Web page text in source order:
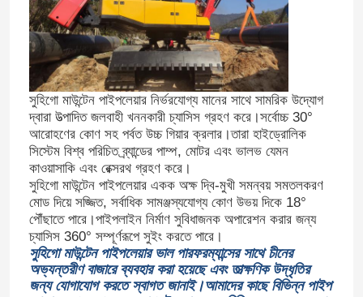
সুহিগো মাউন্টেন পাইপলেয়ার নির্ভরযোগ্য মানের সাথে সামরিক উদ্যোগ
দ্বারা উত্পাদিত জলবাহী খননকারী চ্যাসিস গ্রহণ করে।সর্বোচ্চ 30°
আরোহণের কোণ সহ পর্বত উচ্চ গিয়ার ক্রলার।তারা হাইড্রোলিক
সিস্টেম বিশ্ব পরিচিত ব্র্যান্ডের পাম্প, মোটর এবং ভালভ যেমন
কাওয়াসাকি এবং রেক্সরথ গ্রহণ করে।
সুহিগো মাউন্টেন পাইপলেয়ার একক অক্ষ দ্বি-মুখী সমন্বয় সমতলকরণ
মোড দিয়ে সজ্জিত, সর্বাধিক সামঞ্জস্যযোগ্য কোণ উভয় দিকে 18°
পৌঁছাতে পারে।পাইপলাইন নির্মাণ সুবিধাজনক অপারেশন করার জন্য
চ্যাসিস 360° সম্পূর্ণরূপে সুইং করতে পারে।
সুহিগো মাউন্টেন পাইপলেয়ার ভাল পারফরম্যান্সের সাথে চীনের
অভ্যন্তরীণ বাজারে ব্যবহার করা হয়েছে এবং তাত্ক্ষণিক উদ্ধৃতির
জন্য যোগাযোগ করতে স্বাগত জানাই।আমাদের কাছে বিভিন্ন পাইপ